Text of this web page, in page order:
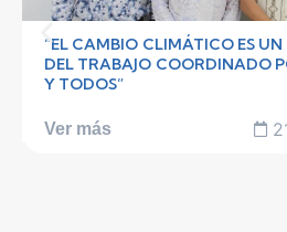
“EL CAMBIO CLIMÁTICO ES UN
DEL TRABAJO COORDINADO
Y TODOS”
Ver más